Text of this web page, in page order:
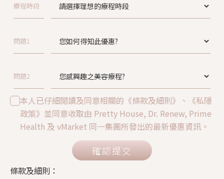
療程時段
問題1
問題2
本人已仔細閱讀及同意相關的《條款及細則》、《私隱
政策》並同意收取由 Pretty House, Dr. Renew, Prime
Health 及 vMarket 同一集團所發出的最新優惠資訊。
確認提交
條款及細則：